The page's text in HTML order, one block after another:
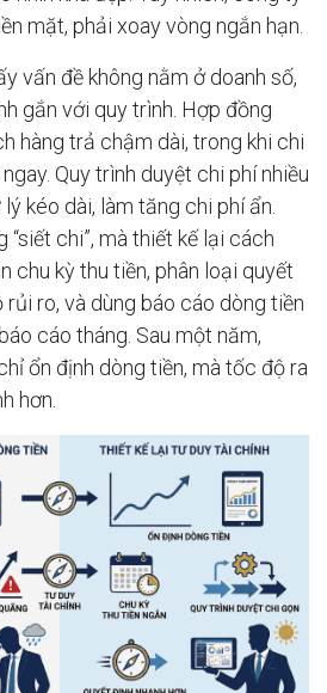
mặt, phải xoay vòng ngắn hạn.
vấn đề không nằm ở doanh số,
gắn với quy trình. Hợp đồng
hàng trả chậm dài, trong khi chi
Quy trình duyệt chi phí nhiều
kéo dài, làm tăng chi phí ẩn.
“siết chi”, mà thiết kế lại cách
chu kỳ thu tiền, phân loại quyết
ro, và dùng báo cáo dòng tiền
cáo tháng. Sau một năm,
ổn định dòng tiền, mà tốc độ ra
hơn.